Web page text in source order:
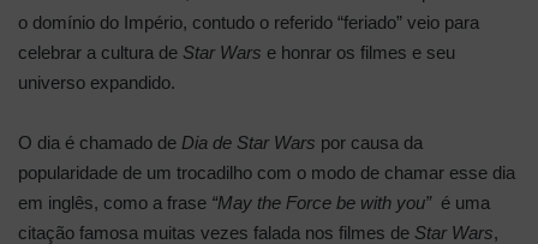
o domínio do Império, contudo o referido “feriado” veio para
celebrar a cultura de Star Wars e honrar os filmes e seu
universo expandido.
O dia é chamado de Dia de Star Wars por causa da
popularidade de um trocadilho com o modo de chamar esse dia
em inglês, como a frase “May the Force be with you”é uma
citação famosa muitas vezes falada nos filmes de Star Wars,